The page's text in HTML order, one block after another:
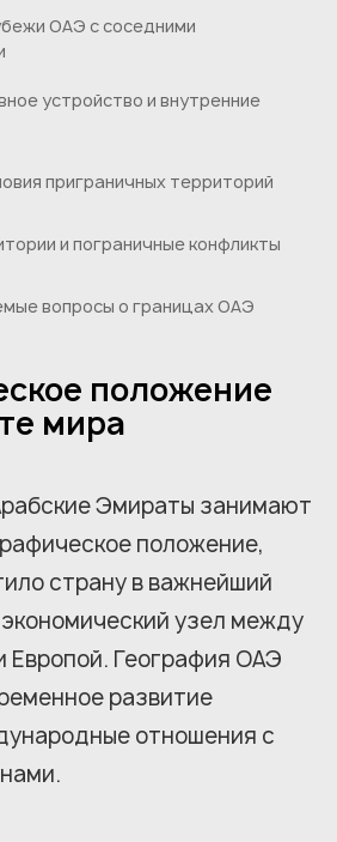
ОАЭ с соседними
устройство и внутренние
приграничных территорий
и пограничные конфликты
вопросы о границах ОАЭ
положение
мира
Эмираты занимают
положение,
страну в важнейший
узел между
Европой. География ОАЭ
развитие
отношения с